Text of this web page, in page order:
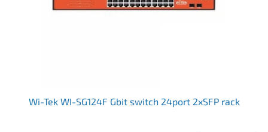
Wi-Tek WI-SG124F Gbit switch 24port 2xSFP rack